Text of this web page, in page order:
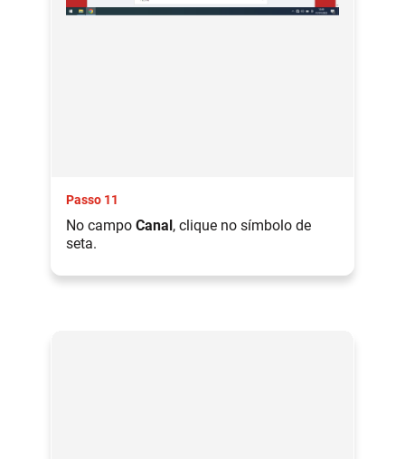
Passo 11
No campo Canal, clique no símbolo de
seta.